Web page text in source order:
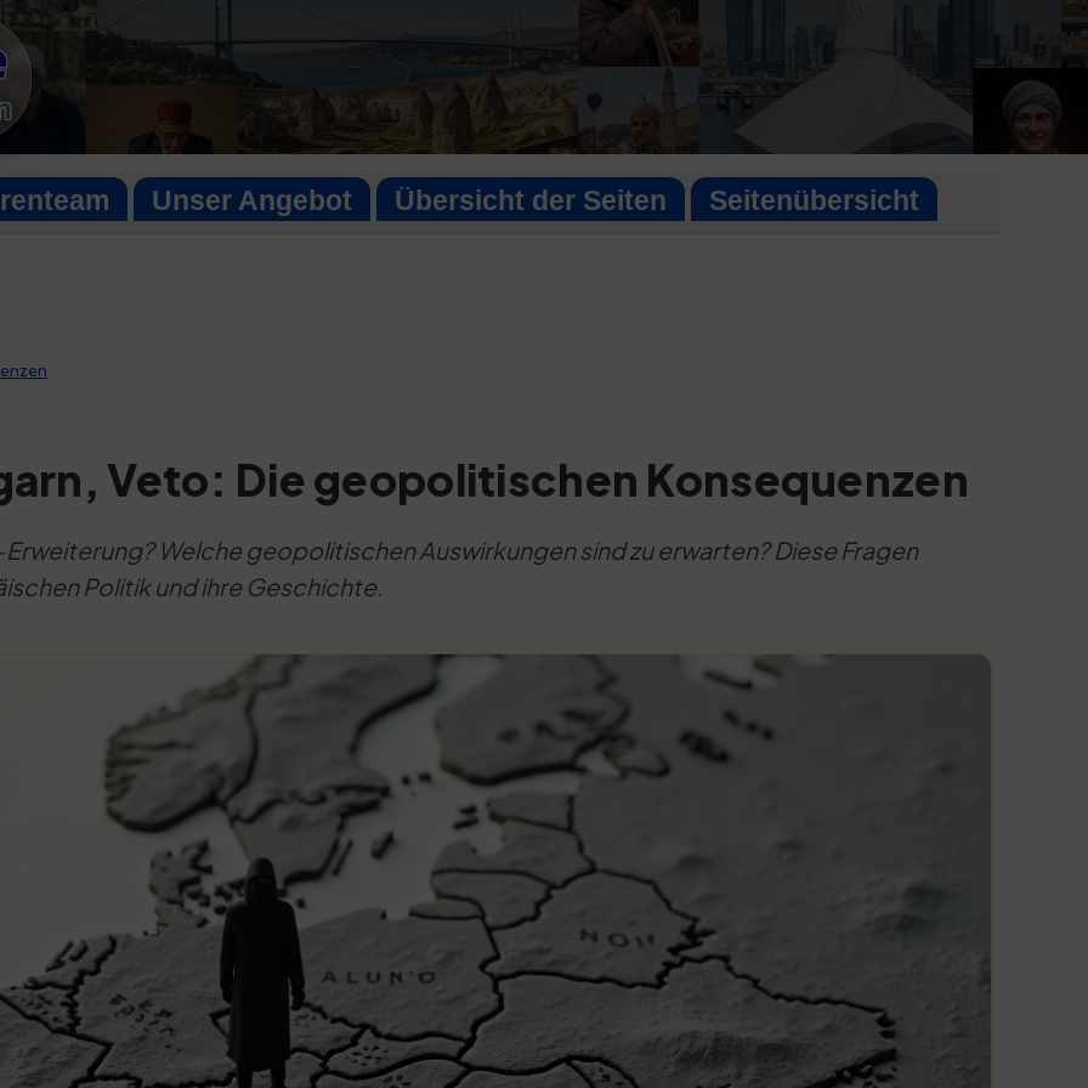
Unser Angebot Übersicht der Seiten Seitenübersicht
Veto: Die geopolitischen Konsequenzen
Welche geopolitischen Auswirkungen sind zu erwarten? Diese Fragen
Politik und ihre Geschichte.